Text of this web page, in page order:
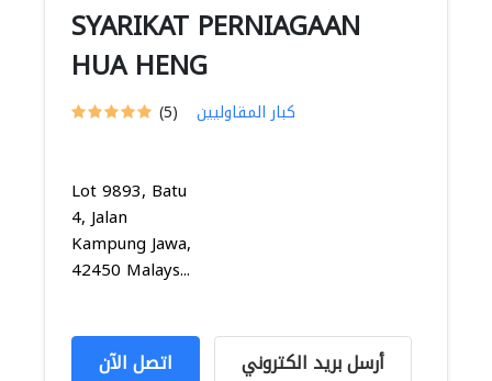
SYARIKAT PERNIAGAAN
HUA HENG
(5) كبار المقاوليين
Lot 9893, Batu
4, Jalan
Kampung Jawa,
42450 Malays...
اتصل الآن أرسل بريد الكتروني